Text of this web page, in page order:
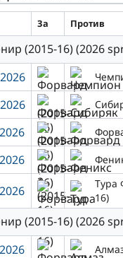
За Против
(2015-16) (2026
Тура
16)
(2015-16) (2026